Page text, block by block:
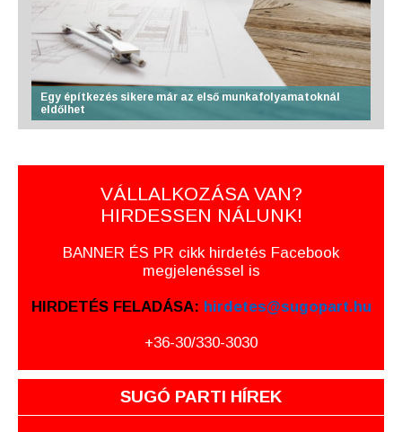
Egy építkezés sikere már az első munkafolyamatoknál
eldőlhet
VÁLLALKOZÁSA VAN?
HIRDESSEN NÁLUNK!
BANNER ÉS PR cikk hirdetés Facebook
megjelenéssel is
HIRDETÉS FELADÁSA: hirdetes@sugopart.hu
+36-30/330-3030
SUGÓ PARTI HÍREK